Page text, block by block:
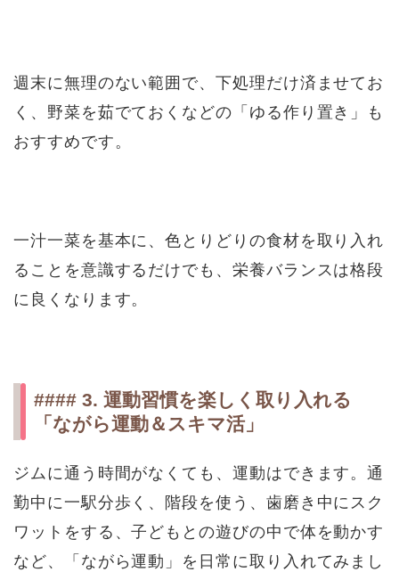
週末に無理のない範囲で、下処理だけ済ませてお
く、野菜を茹でておくなどの「ゆる作り置き」も
おすすめです。
一汁一菜を基本に、色とりどりの食材を取り入れ
ることを意識するだけでも、栄養バランスは格段
に良くなります。
#### 3. 運動習慣を楽しく取り入れる
「ながら運動＆スキマ活」
ジムに通う時間がなくても、運動はできます。通
勤中に一駅分歩く、階段を使う、歯磨き中にスク
ワットをする、子どもとの遊びの中で体を動かす
など、「ながら運動」を日常に取り入れてみまし